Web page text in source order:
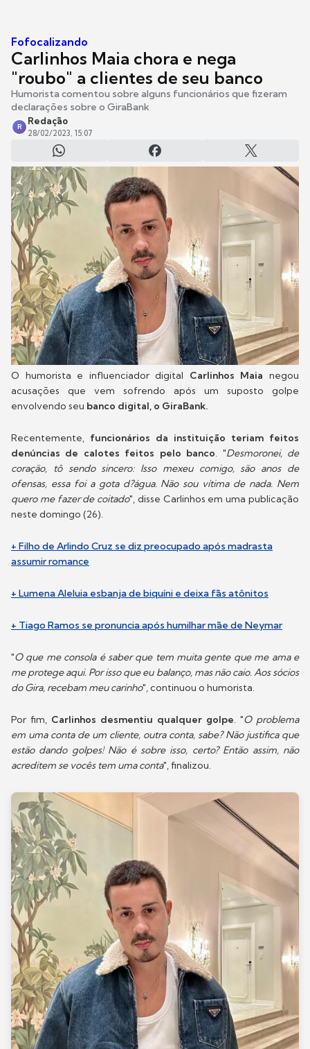
Fofocalizando
Carlinhos Maia chora e nega
"roubo" a clientes de seu banco
Humorista comentou sobre alguns funcionários que fizeram
declarações sobre o GiraBank
R
Redação
28/02/2023, 15:07
O humorista e influenciador digital Carlinhos Maianegou
acusações que vem sofrendo após um suposto golpe
envolvendo seu banco digital, o GiraBank.
Recentemente, funcionários da instituição teriam feitos
denúncias de calotes feitos pelo banco. "Desmoronei, de
coração, tô sendo sincero: Isso mexeu comigo, são anos de
ofensas, essa foi a gota d?água. Não sou vítima de nada. Nem
quero me fazer de coitado", disse Carlinhos em uma publicação
neste domingo (26).
+ Filho de Arlindo Cruz se diz preocupado após madrasta
assumir romance
+ Lumena Aleluia esbanja de biquíni e deixa fãs atônitos
+ Tiago Ramos se pronuncia após humilhar mãe de Neymar
"O que me consola é saber que tem muita gente que me ama e
me protege aqui. Por isso que eu balanço, mas não caio. Aos sócios
do Gira, recebam meu carinho", continuou o humorista.
Por fim, Carlinhos desmentiu qualquer golpe. "O problema
em uma conta de um cliente, outra conta, sabe? Não justifica que
estão dando golpes! Não é sobre isso, certo? Então assim, não
acreditem se vocês tem uma conta", finalizou.